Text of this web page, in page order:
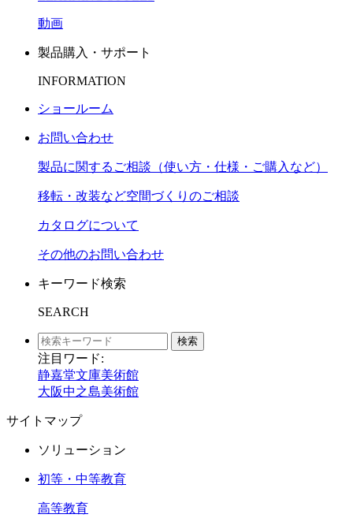
動画
製品購入・サポート
INFORMATION
ショールーム
お問い合わせ
製品に関するご相談（使い方・仕様・ご購入など）
移転・改装など空間づくりのご相談
カタログについて
その他のお問い合わせ
キーワード検索
SEARCH
検索
注目ワード:
静嘉堂文庫美術館
大阪中之島美術館
サイトマップ
ソリューション
初等・中等教育
高等教育